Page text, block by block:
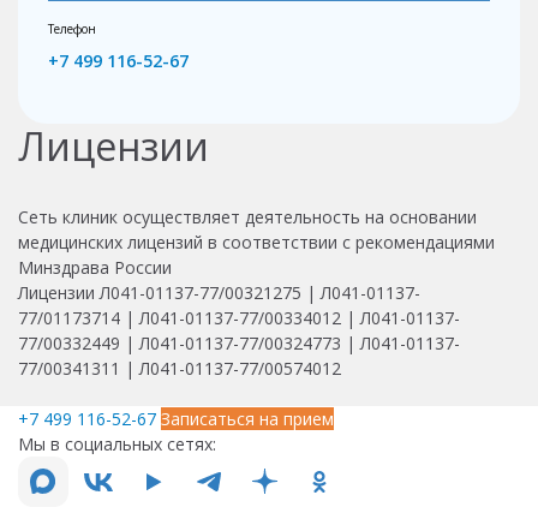
Телефон
+7 499 116-52-67
Лицензии
Сеть клиник осуществляет деятельность на основании
медицинских лицензий в соответствии с рекомендациями
Минздрава России
Лицензии Л041-01137-77/00321275 | Л041-01137-
77/01173714 | Л041-01137-77/00334012 | Л041-01137-
77/00332449 | Л041-01137-77/00324773 | Л041-01137-
77/00341311 | Л041-01137-77/00574012
+7 499 116-52-67 Записаться на прием
Мы в социальных сетях: